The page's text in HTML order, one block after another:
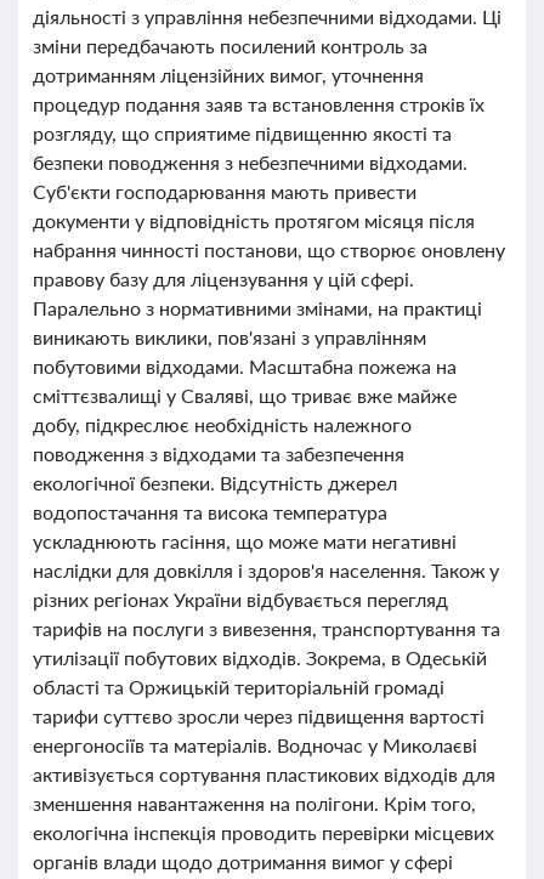
діяльності з управління небезпечними відходами. Ці
зміни передбачають посилений контроль за
дотриманням ліцензійних вимог, уточнення
процедур подання заяв та встановлення строків їх
розгляду, що сприятиме підвищенню якості та
безпеки поводження з небезпечними відходами.
Суб'єкти господарювання мають привести
документи у відповідність протягом місяця після
набрання чинності постанови, що створює оновлену
правову базу для ліцензування у цій сфері.
Паралельно з нормативними змінами, на практиці
виникають виклики, пов'язані з управлінням
побутовими відходами. Масштабна пожежа на
сміттєзвалищі у Сваляві, що триває вже майже
добу, підкреслює необхідність належного
поводження з відходами та забезпечення
екологічної безпеки. Відсутність джерел
водопостачання та висока температура
ускладнюють гасіння, що може мати негативні
наслідки для довкілля і здоров'я населення. Також у
різних регіонах України відбувається перегляд
тарифів на послуги з вивезення, транспортування та
утилізації побутових відходів. Зокрема, в Одеській
області та Оржицькій територіальній громаді
тарифи суттєво зросли через підвищення вартості
енергоносіїв та матеріалів. Водночас у Миколаєві
активізується сортування пластикових відходів для
зменшення навантаження на полігони. Крім того,
екологічна інспекція проводить перевірки місцевих
органів влади щодо дотримання вимог у сфері